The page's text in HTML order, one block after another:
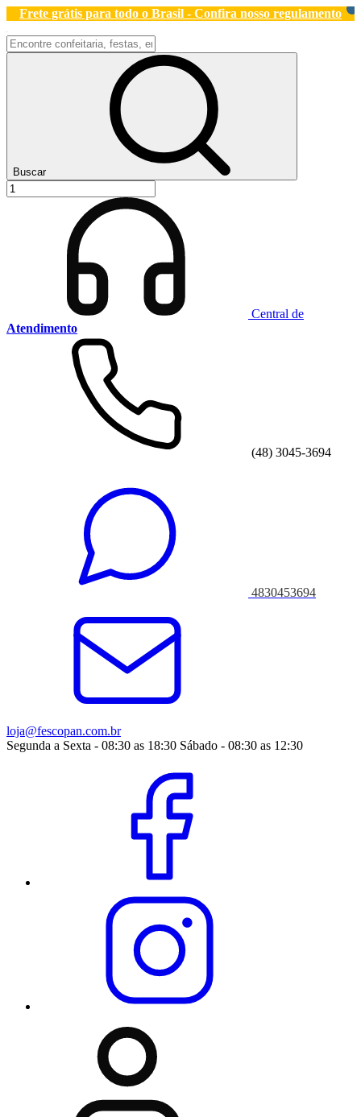
Frete grátis para todo o Brasil - Confira nosso regulamento
Buscar
Central de
Atendimento
(48) 3045-3694
4830453694
loja@fescopan.com.br
Segunda a Sexta - 08:30 as 18:30 Sábado - 08:30 as 12:30